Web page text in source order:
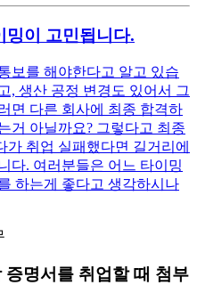
밍이 고민됩니다.
보를 해야한다고 알고 있습
, 생산 공정 변경도 있어서 그
면 다른 회사에 최종 합격하
거 아닐까요? 그렇다고 최종
가 취업 실패했다면 길거리에
다. 여러분들은 어느 타이밍
하는게 좋다고 생각하시나
명서를 취업할 때 첨부